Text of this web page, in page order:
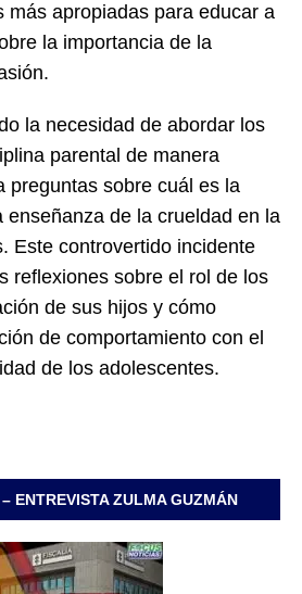
más apropiadas para educar a
la importancia de la
la necesidad de abordar los
parental de manera
preguntas sobre cuál es la
enseñanza de la crueldad en la
Este controvertido incidente
reflexiones sobre el rol de los
de sus hijos y cómo
de comportamiento con el
de los adolescentes.
ENTREVISTA ZULMA GUZMÁN